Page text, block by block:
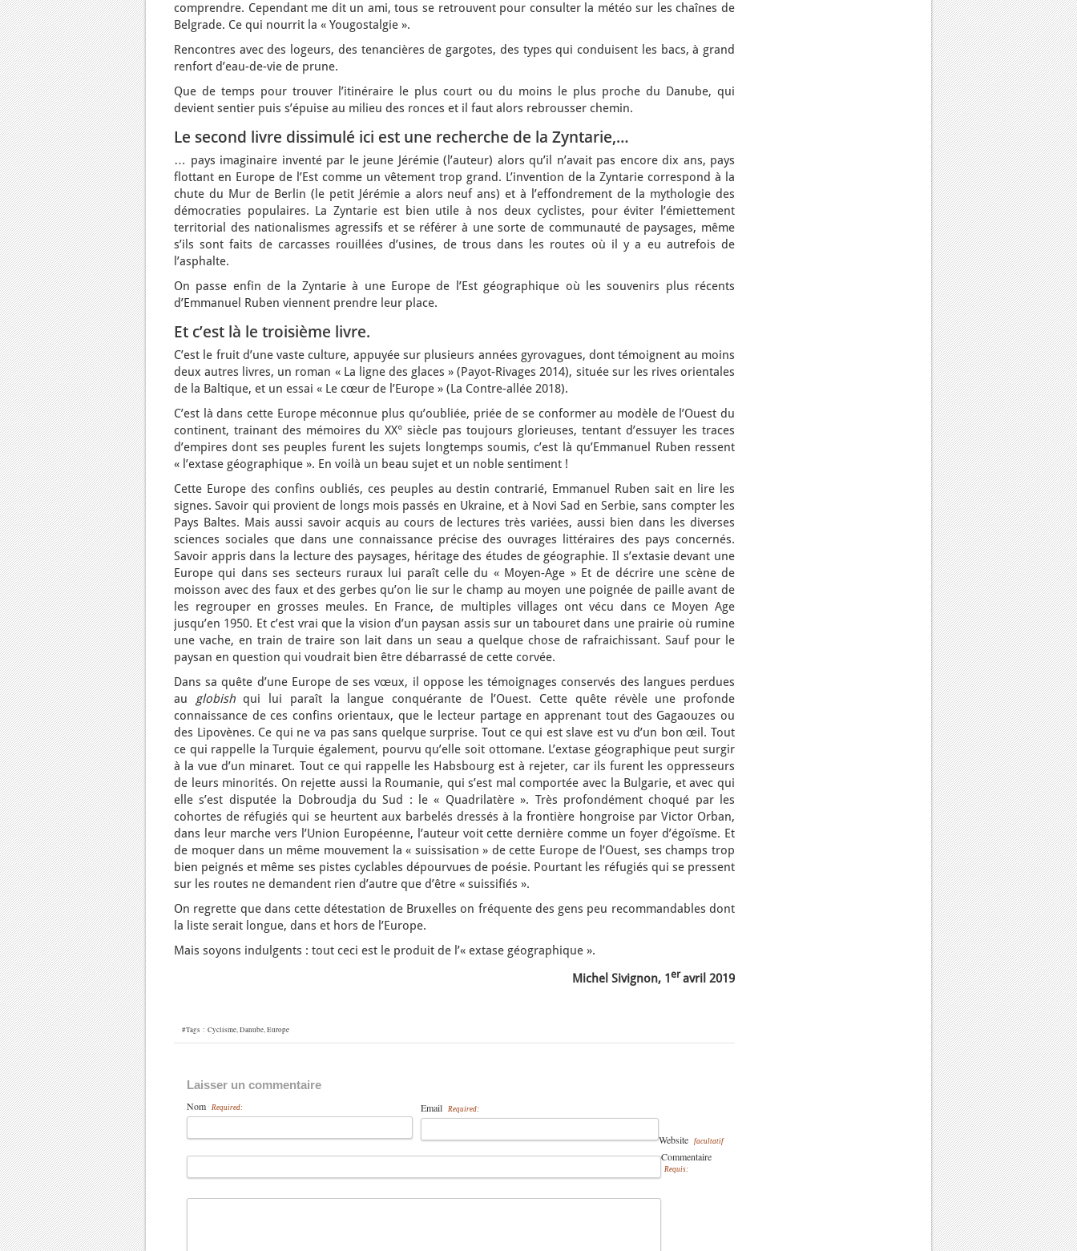
comprendre. Cependant me dit un ami, tous se retrouvent pour consulter la météo sur les chaînes de
Belgrade. Ce qui nourrit la « Yougostalgie ».
Rencontres avec des logeurs, des tenancières de gargotes, des types qui conduisent les bacs, à grand
renfort d’eau-de-vie de prune.
Que de temps pour trouver l’itinéraire le plus court ou du moins le plus proche du Danube, qui
devient sentier puis s’épuise au milieu des ronces et il faut alors rebrousser chemin.
Le second livre dissimulé ici est une recherche de la Zyntarie,…
… pays imaginaire inventé par le jeune Jérémie (l’auteur) alors qu’il n’avait pas encore dix ans, pays
flottant en Europe de l’Est comme un vêtement trop grand. L’invention de la Zyntarie correspond à la
chute du Mur de Berlin (le petit Jérémie a alors neuf ans) et à l’effondrement de la mythologie des
démocraties populaires. La Zyntarie est bien utile à nos deux cyclistes, pour éviter l’émiettement
territorial des nationalismes agressifs et se référer à une sorte de communauté de paysages, même
s’ils sont faits de carcasses rouillées d’usines, de trous dans les routes où il y a eu autrefois de
l’asphalte.
On passe enfin de la Zyntarie à une Europe de l’Est géographique où les souvenirs plus récents
d’Emmanuel Ruben viennent prendre leur place.
Et c’est là le troisième livre.
C’est le fruit d’une vaste culture, appuyée sur plusieurs années gyrovagues, dont témoignent au moins
deux autres livres, un roman « La ligne des glaces » (Payot-Rivages 2014), située sur les rives orientales
de la Baltique, et un essai « Le cœur de l’Europe » (La Contre-allée 2018).
C’est là dans cette Europe méconnue plus qu’oubliée, priée de se conformer au modèle de l’Ouest du
continent, trainant des mémoires du XX° siècle pas toujours glorieuses, tentant d’essuyer les traces
d’empires dont ses peuples furent les sujets longtemps soumis, c’est là qu’Emmanuel Ruben ressent
« l’extase géographique ». En voilà un beau sujet et un noble sentiment !
Cette Europe des confins oubliés, ces peuples au destin contrarié, Emmanuel Ruben sait en lire les
signes. Savoir qui provient de longs mois passés en Ukraine, et à Novi Sad en Serbie, sans compter les
Pays Baltes. Mais aussi savoir acquis au cours de lectures très variées, aussi bien dans les diverses
sciences sociales que dans une connaissance précise des ouvrages littéraires des pays concernés.
Savoir appris dans la lecture des paysages, héritage des études de géographie. Il s’extasie devant une
Europe qui dans ses secteurs ruraux lui paraît celle du « Moyen-Age » Et de décrire une scène de
moisson avec des faux et des gerbes qu’on lie sur le champ au moyen une poignée de paille avant de
les regrouper en grosses meules. En France, de multiples villages ont vécu dans ce Moyen Age
jusqu’en 1950. Et c’est vrai que la vision d’un paysan assis sur un tabouret dans une prairie où rumine
une vache, en train de traire son lait dans un seau a quelque chose de rafraichissant. Sauf pour le
paysan en question qui voudrait bien être débarrassé de cette corvée.
Dans sa quête d’une Europe de ses vœux, il oppose les témoignages conservés des langues perdues
au globishqui lui paraît la langue conquérante de l’Ouest. Cette quête révèle une profonde
connaissance de ces confins orientaux, que le lecteur partage en apprenant tout des Gagaouzes ou
des Lipovènes. Ce qui ne va pas sans quelque surprise. Tout ce qui est slave est vu d’un bon œil. Tout
ce qui rappelle la Turquie également, pourvu qu’elle soit ottomane. L’extase géographique peut surgir
à la vue d’un minaret. Tout ce qui rappelle les Habsbourg est à rejeter, car ils furent les oppresseurs
de leurs minorités. On rejette aussi la Roumanie, qui s’est mal comportée avec la Bulgarie, et avec qui
elle s’est disputée la Dobroudja du Sud : le « Quadrilatère ». Très profondément choqué par les
cohortes de réfugiés qui se heurtent aux barbelés dressés à la frontière hongroise par Victor Orban,
dans leur marche vers l’Union Européenne, l’auteur voit cette dernière comme un foyer d’égoïsme. Et
de moquer dans un même mouvement la « suissisation » de cette Europe de l’Ouest, ses champs trop
bien peignés et même ses pistes cyclables dépourvues de poésie. Pourtant les réfugiés qui se pressent
sur les routes ne demandent rien d’autre que d’être « suissifiés ».
On regrette que dans cette détestation de Bruxelles on fréquente des gens peu recommandables dont
la liste serait longue, dans et hors de l’Europe.
Mais soyons indulgents : tout ceci est le produit de l’« extase géographique ».
Michel Sivignon, 1eravril 2019
#Tags : Cyclisme,Danube,Europe
Laisser un commentaire
Nom Required: Email Required:
Website facultatif
Commentaire
Requis: